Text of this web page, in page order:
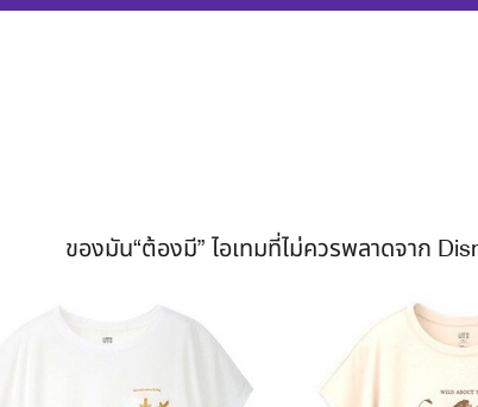
ของมัน“ต้องมี” ไอเทมที่ไม่ควรพลาดจาก